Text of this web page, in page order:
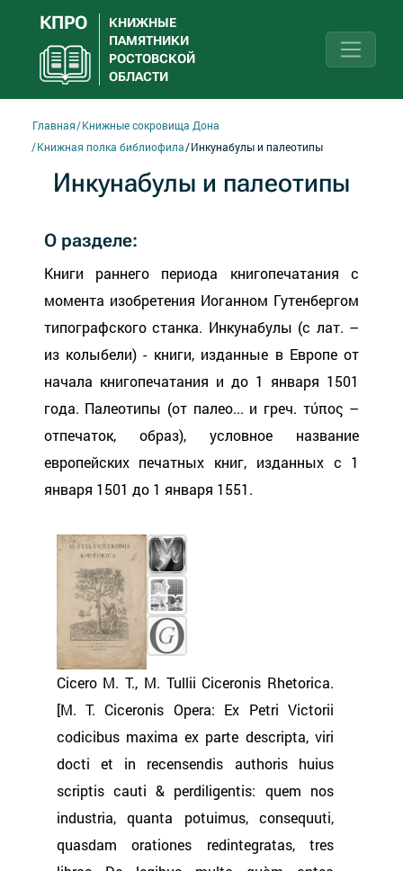
КПРО
КНИЖНЫЕ
ПАМЯТНИКИ
РОСТОВСКОЙ
ОБЛАСТИ
Главная Книжные сокровища Дона
Книжная полка библиофила Инкунабулы и палеотипы
Инкунабулы и палеотипы
О разделе:
Книги раннего периода книгопечатания с
момента изобретения Иоганном Гутенбергом
типографского станка. Инкунабулы (с лат. –
из колыбели) - книги, изданные в Европе от
начала книгопечатания и до 1 января 1501
года. Палеотипы (от палео... и греч. τύπος –
отпечаток, образ), условное название
европейских печатных книг, изданных с 1
января 1501 до 1 января 1551.
Cicero M. T., M. Tullii Ciceronis Rhetorica.
[M. T. Ciceronis Opera: Ex Petri Victorii
codicibus maxima ex parte descripta, viri
docti et in recensendis authoris huius
scriptis cauti & perdiligentis: quem nos
industria, quanta potuimus, consequuti,
quasdam orationes redintegratas, tres